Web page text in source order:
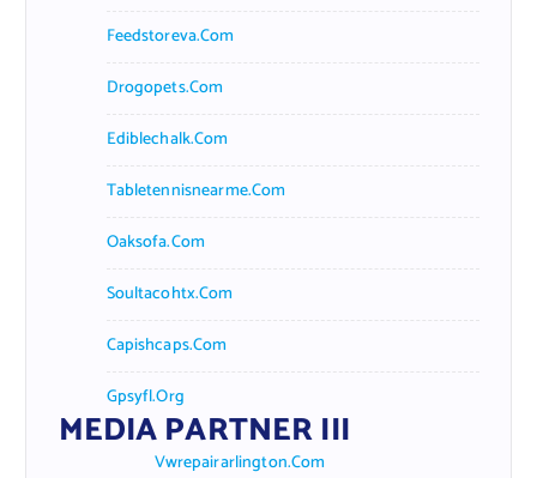
Feedstoreva.com
Drogopets.com
Ediblechalk.com
Tabletennisnearme.com
Oaksofa.com
Soultacohtx.com
Capishcaps.com
Gpsyfl.org
MEDIA PARTNER III
Vwrepairarlington.com